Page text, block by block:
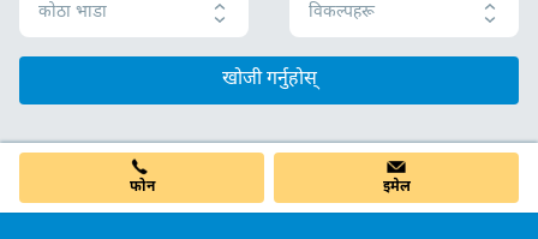
कोठा भाडा विकल्पहरू
खोजी गर्नुहोस्
फोन इमेल